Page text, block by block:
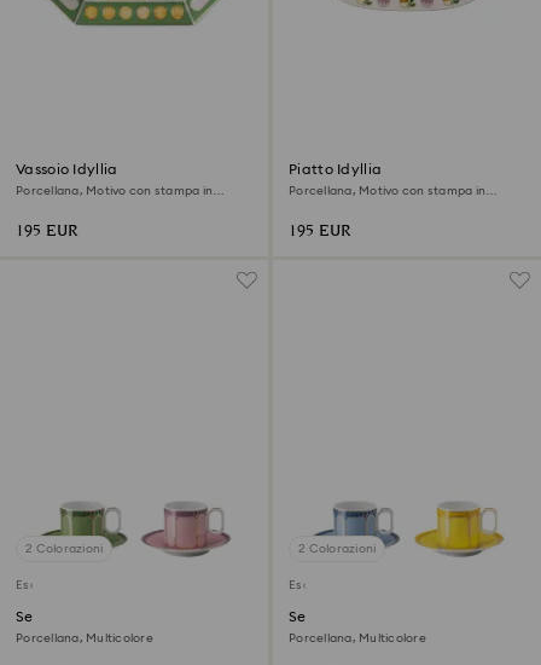
Vassoio Idyllia
Porcellana, Motivo con stampa in
195 EUR
Piatto Idyllia
Porcellana, Motivo con stampa in
195 EUR
2 Colorazioni
Esaurito
Set espresso Signum
Porcellana, Multicolore
2 Colorazioni
Esaurito
Set espresso Signum
Porcellana, Multicolore